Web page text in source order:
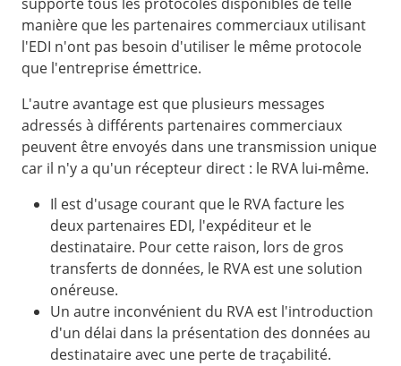
supporte tous les protocoles disponibles de telle
manière que les partenaires commerciaux utilisant
l'EDI n'ont pas besoin d'utiliser le même protocole
que l'entreprise émettrice.
L'autre avantage est que plusieurs messages
adressés à différents partenaires commerciaux
peuvent être envoyés dans une transmission unique
car il n'y a qu'un récepteur direct : le RVA lui-même.
Il est d'usage courant que le RVA facture les
deux partenaires EDI, l'expéditeur et le
destinataire. Pour cette raison, lors de gros
transferts de données, le RVA est une solution
onéreuse.
Un autre inconvénient du RVA est l'introduction
d'un délai dans la présentation des données au
destinataire avec une perte de traçabilité.